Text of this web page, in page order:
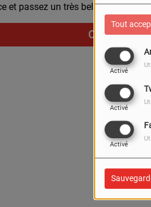
Tout
Activé
Activé
Activé
et passez un très bel été !